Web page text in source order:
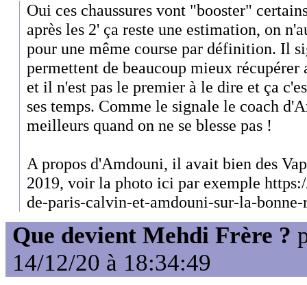
Oui ces chaussures vont "booster"
après les 2' ça reste une estimation, on
pour une même course par définition. Il
permettent de beaucoup mieux récupérer
et il n'est pas le premier à le dire et ça
ses temps. Comme le signale le coach
meilleurs quand on ne se blesse pas !
A propos d'Amdouni, il avait bien des
2019, voir la photo ici par exemple
de-paris-calvin-et-amdouni-sur-la-bonne-
Que devient Mehdi Frère ?
14/12/20 à 18:34:49